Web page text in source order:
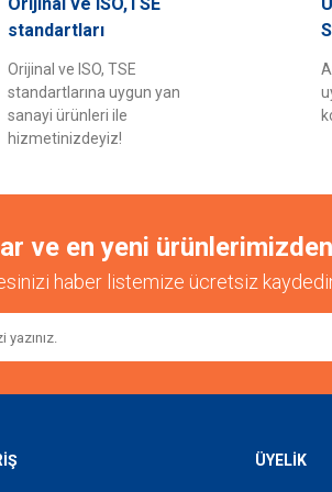
Bu ürüne ilk yorumu siz
Gönder
standartları
Orijinal ve ISO, TSE
standartlarına uygun yan
sanayi ürünleri ile
hizmetinizdeyiz!
ve en yeni
haber listemize ücretsiz
ÜYELİK